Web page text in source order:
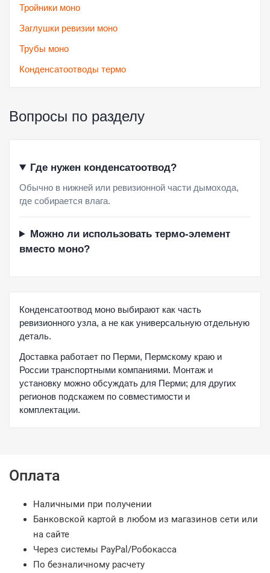
Тройники моно
Заглушки ревизии моно
Трубы моно
Конденсатоотводы термо
Вопросы по разделу
Где нужен конденсатоотвод?
Обычно в нижней или ревизионной части дымохода,
где собирается влага.
Можно ли использовать термо-элемент
вместо моно?
Конденсатоотвод моно выбирают как часть
ревизионного узла, а не как универсальную отдельную
деталь.
Доставка работает по Перми, Пермскому краю и
России транспортными компаниями. Монтаж и
установку можно обсуждать для Перми; для других
регионов подскажем по совместимости и
комплектации.
Оплата
Наличными при получении
Банковской картой в любом из магазинов сети или
на сайте
Через системы PayPal/Робокасса
По безналичному расчету